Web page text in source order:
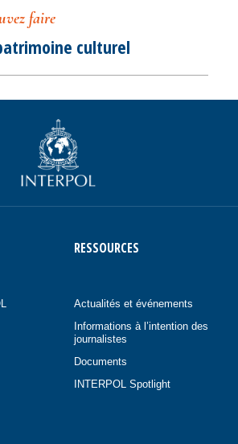
faire
culturel
RESSOURCES
Actualités et événements
Informations à l’intention des
journalistes
Documents
INTERPOL Spotlight